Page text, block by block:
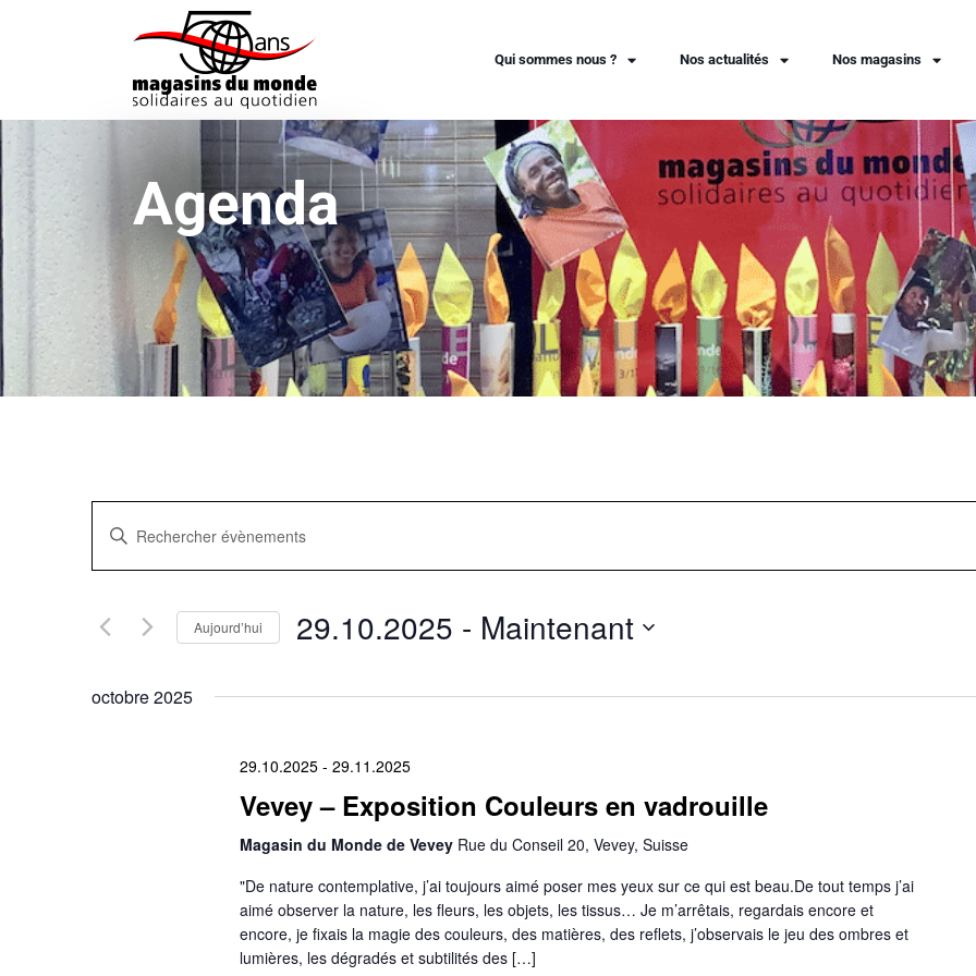
Qui sommes nous ? Nos actualités Nos magasins
Agenda
Recherche
et
navigation
vues
Évènements
Saisir
mot-
Rechercher
mot-
Aujourd’hui 29.10.2025 - Maintenant
date.
octobre 2025
29.10.2025- 29.11.2025
Vevey – Exposition Couleurs en vadrouille
Magasin du Monde de Vevey Rue du Conseil 20, Vevey, Suisse
"De nature contemplative, j’ai toujours aimé poser mes yeux sur ce qui est beau.De tout temps j’ai
aimé observer la nature, les fleurs, les objets, les tissus… Je m’arrêtais, regardais encore et
encore, je fixais la magie des couleurs, des matières, des reflets, j’observais le jeu des ombres et
lumières, les dégradés et subtilités des […]